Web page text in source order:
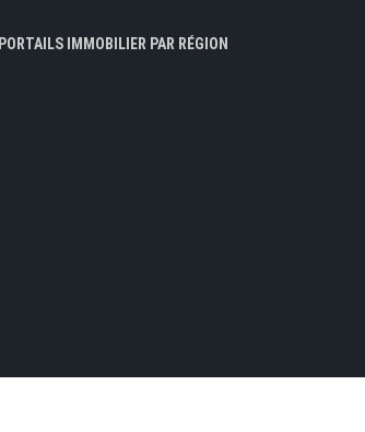
PORTAILS IMMOBILIER PAR RÉGION